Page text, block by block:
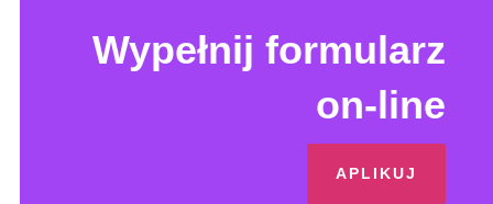
Wypełnij formularz
on-line
APLIKUJ